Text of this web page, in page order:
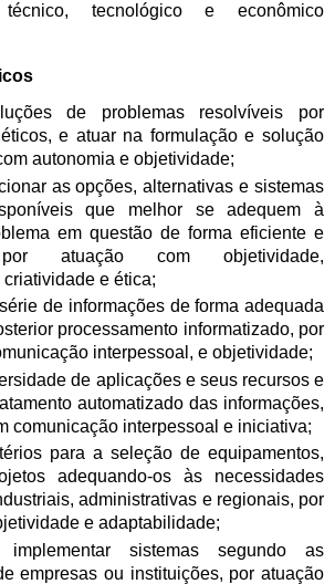
técnico, tecnológico e econômico
de problemas resolvíveis por
e atuar na formulação e solução
autonomia e objetividade;
as opções, alternativas e sistemas
que melhor se adequem à
em questão de forma eficiente e
por atuação com objetividade,
e ética;
de informações de forma adequada
processamento informatizado, por
interpessoal, e objetividade;
de aplicações e seus recursos e
automatizado das informações,
comunicação interpessoal e iniciativa;
para a seleção de equipamentos,
adequando-os às necessidades
administrativas e regionais, por
e adaptabilidade;
implementar sistemas segundo as
empresas ou instituições, por atuação